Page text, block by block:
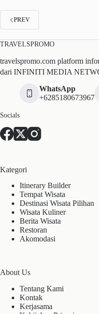
PREV
TRAVELSPROMO
travelspromo.com platform
dari INFINITI MEDIA
WhatsApp
+6285180673967
Socials
Kategori
Itinerary Builder
Tempat Wisata
Destinasi Wisata Pilihan
Wisata Kuliner
Berita Wisata
Restoran
Akomodasi
About Us
Tentang Kami
Kontak
Kerjasama